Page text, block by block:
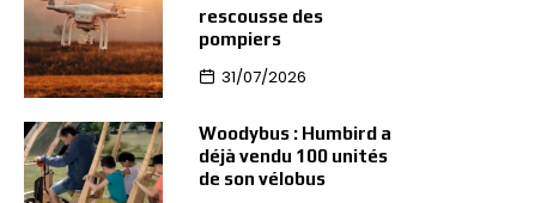
rescousse des
pompiers
31/07/2026
Woodybus : Humbird a
déjà vendu 100 unités
de son vélobus